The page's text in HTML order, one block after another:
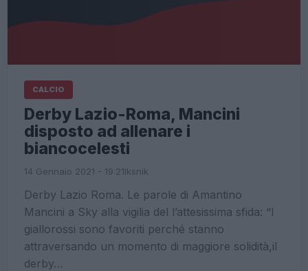
CALCIO
Derby Lazio-Roma, Mancini
disposto ad allenare i
biancocelesti
14 Gennaio 2021 - 19:21Iksnik
Derby Lazio Roma. Le parole di Amantino
Mancini a Sky alla vigilia del l’attesissima sfida: “I
giallorossi sono favoriti perché stanno
attraversando un momento di maggiore solidità,il
derby…